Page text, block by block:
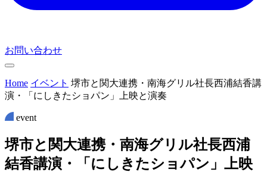
お問い合わせ
Home イベント 堺市と関大連携・南海グリル社長西浦結香講
演・「にしきたショパン」上映と演奏
event
堺市と 関大連携・ 南海グリ ル社長西浦
結香講演 ・ 「 に し き たシ ョパン 」 上映